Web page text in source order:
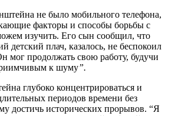
не было мобильного телефона,
факторы и способы борьбы с
изучить. Его сын сообщил, что
детский плач, казалось, не беспокоил
мог продолжать свою работу, будучи
к шуму”.
глубоко концентрироваться и
периодов времени без
достичь исторических прорывов. “Я